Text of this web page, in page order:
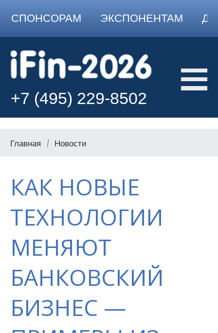
СПОНСОРАМ ЭКСПОНЕНТАМ
+7 (495) 229-8502
Главная Новости
КАК НОВЫЕ
ТЕХНОЛОГИИ
МЕНЯЮТ
БАНКОВСКИЙ
БИЗНЕС —